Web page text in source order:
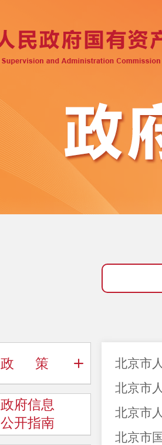
政 策
政府信息
公开指南
北京市
北京市
北京市
北京市